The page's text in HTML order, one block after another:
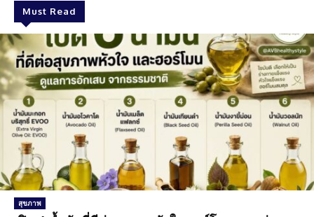
Must Read
สุขภาพ